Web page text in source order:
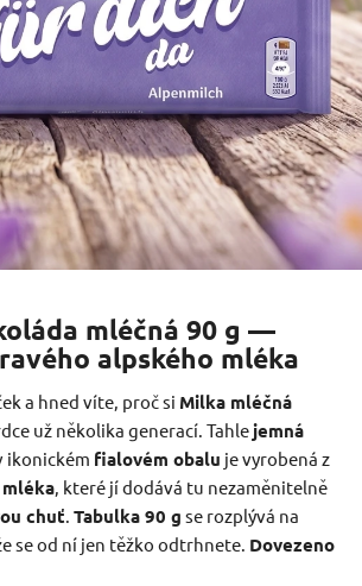
mléčná 90 g —
alpského mléka
a hned víte, proč si Milka mléčná
už několika generací. Tahlejemná
ikonickém fialovém obalu je vyrobená z
, které jí dodává tu nezaměnitelně
chuť. Tabulka 90 g se rozplývá na
se od ní jen těžko odtrhnete. Dovezeno